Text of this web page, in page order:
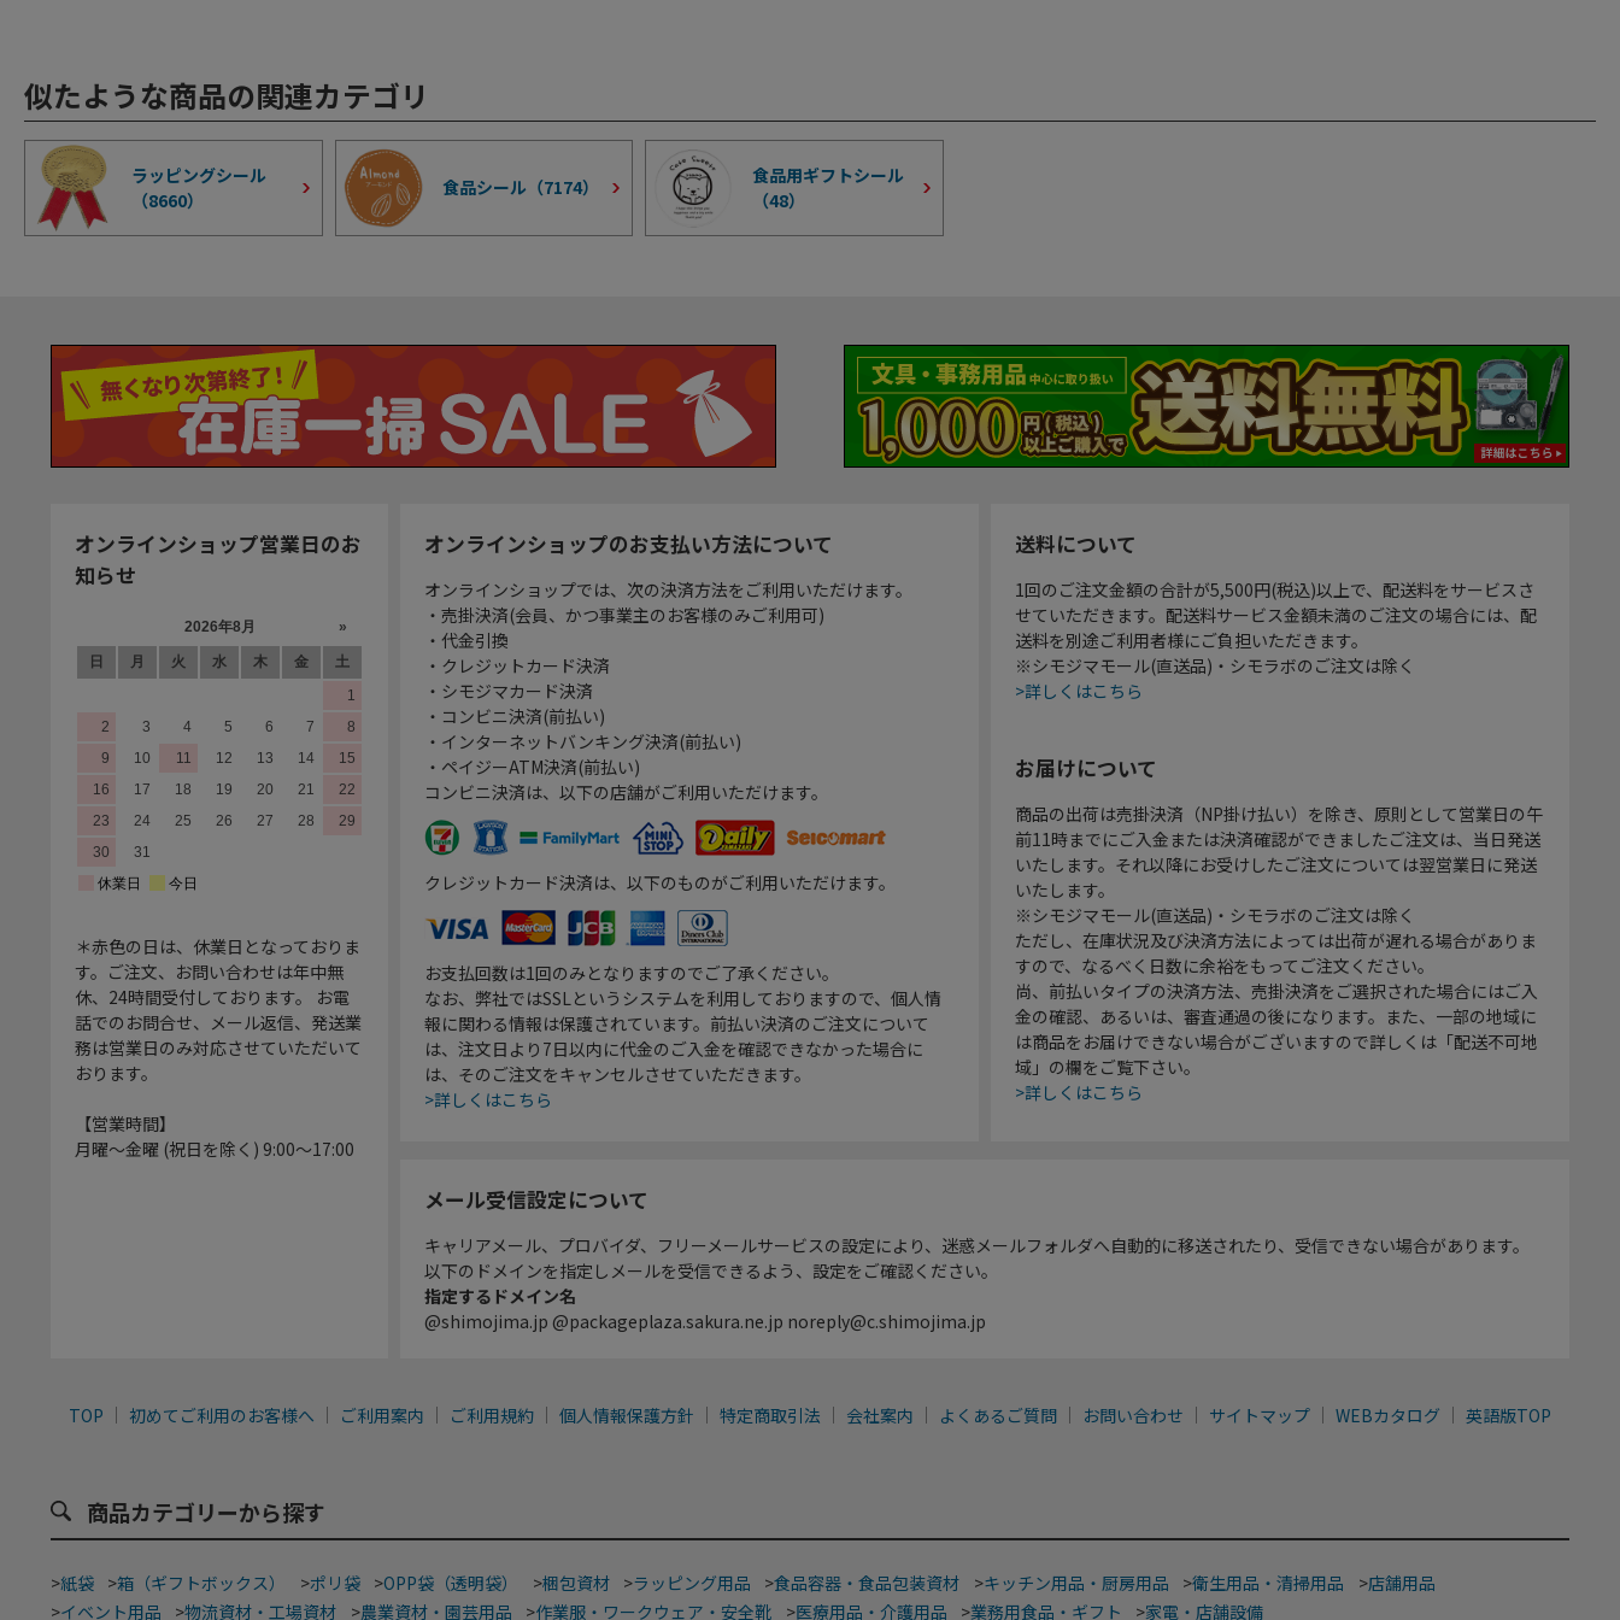
似たような商品の関連カテゴリ
ラッピングシール
（8660）
食品シール（7174）
食品用ギフトシール
（48）
オンラインショップ営業日のお
知らせ
＊赤色の日は、休業日となっておりま
す。ご注文、お問い合わせは年中無
休、24時間受付しております。 お電
話でのお問合せ、メール返信、発送業
務は営業日のみ対応させていただいて
おります。
【営業時間】
月曜～金曜 (祝日を除く) 9:00～17:00
オンラインショップのお支払い方法について
オンラインショップでは、次の決済方法をご利用いただけます。
・売掛決済(会員、かつ事業主のお客様のみご利用可)
・代金引換
・クレジットカード決済
・シモジマカード決済
・コンビニ決済(前払い)
・インターネットバンキング決済(前払い)
・ペイジーATM決済(前払い)
コンビニ決済は、以下の店舗がご利用いただけます。
クレジットカード決済は、以下のものがご利用いただけます。
お支払回数は1回のみとなりますのでご了承ください。
なお、弊社ではSSLというシステムを利用しておりますので、個人情
報に関わる情報は保護されています。前払い決済のご注文について
は、注文日より7日以内に代金のご入金を確認できなかった場合に
は、そのご注文をキャンセルさせていただきます。
>詳しくはこちら
送料について
1回のご注文金額の合計が5,500円(税込)以上で、配送料をサービスさ
せていただきます。配送料サービス金額未満のご注文の場合には、配
送料を別途ご利用者様にご負担いただきます。
※シモジマモール(直送品)・シモラボのご注文は除く
>詳しくはこちら
お届けについて
商品の出荷は売掛決済（NP掛け払い）を除き、原則として営業日の午
前11時までにご入金または決済確認ができましたご注文は、当日発送
いたします。それ以降にお受けしたご注文については翌営業日に発送
いたします。
※シモジマモール(直送品)・シモラボのご注文は除く
ただし、在庫状況及び決済方法によっては出荷が遅れる場合がありま
すので、なるべく日数に余裕をもってご注文ください。
尚、前払いタイプの決済方法、売掛決済をご選択された場合にはご入
金の確認、あるいは、審査通過の後になります。また、一部の地域に
は商品をお届けできない場合がございますので詳しくは「配送不可地
域」の欄をご覧下さい。
>詳しくはこちら
メール受信設定について
キャリアメール、プロバイダ、フリーメールサービスの設定により、迷惑メールフォルダへ自動的に移送されたり、受信できない場合があります。
以下のドメインを指定しメールを受信できるよう、設定をご確認ください。
指定するドメイン名
@shimojima.jp @packageplaza.sakura.ne.jp noreply@c.shimojima.jp
TOP 初めてご利用のお客様へ ご利用案内 ご利用規約 個人情報保護方針 特定商取引法 会社案内 よくあるご質問 お問い合わせ サイトマップ WEBカタログ 英語版TOP
商品カテゴリーから探す
>紙袋 >箱（ギフトボックス） >ポリ袋 >OPP袋（透明袋） >梱包資材 >ラッピング用品 >食品容器・食品包装資材 >キッチン用品・厨房用品 >衛生用品・清掃用品 >店舗用品
>イベント用品 >物流資材・工場資材 >農業資材・園芸用品 >作業服・ワークウェア・安全靴 >医療用品・介護用品 >業務用食品・ギフト >家電・店舗設備